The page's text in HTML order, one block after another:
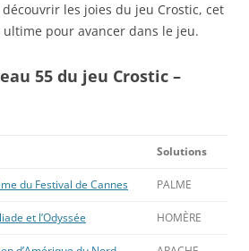
les joies du jeu Crostic, cet
pour avancer dans le jeu.
55 du jeu Crostic –
Solutions
du Festival de Cannes PALME
et l’Odyssée HOMÈRE